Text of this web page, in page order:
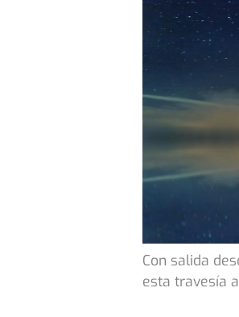
Con salida
esta travesía